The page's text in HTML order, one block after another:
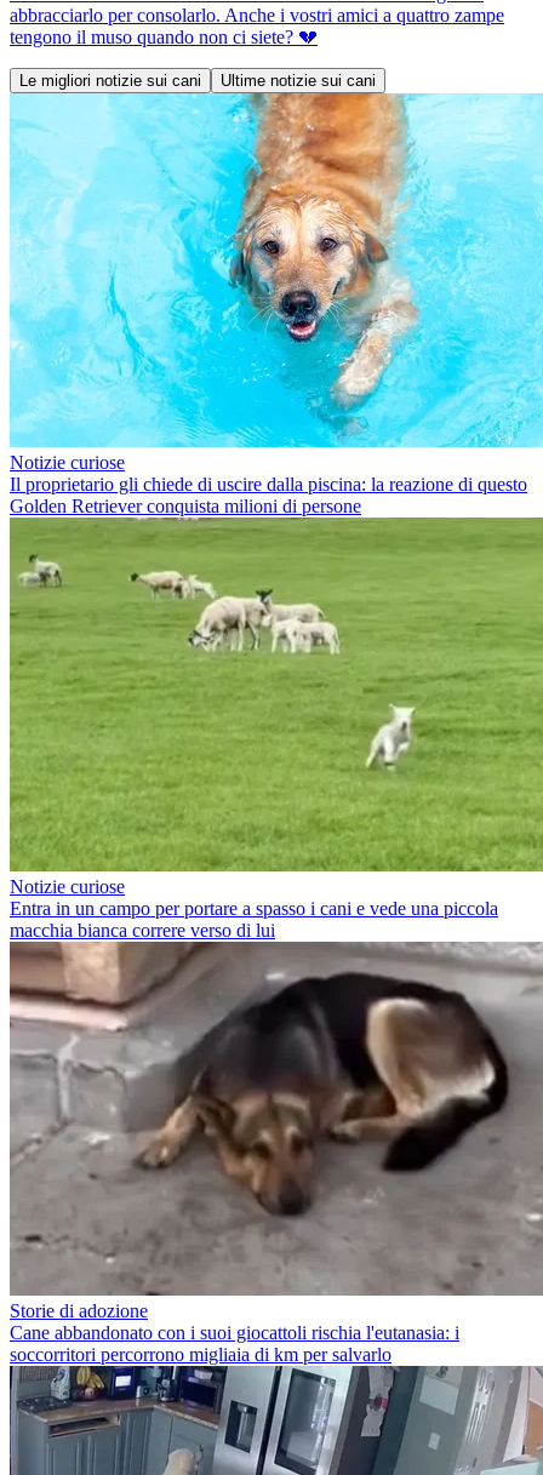
abbracciarlo per consolarlo. Anche i vostri amici a quattro zampe
tengono il muso quando non ci siete? 💔
Le migliori notizie sui cani Ultime notizie sui cani
Notizie curiose
Il proprietario gli chiede di uscire dalla piscina: la reazione di questo
Golden Retriever conquista milioni di persone
Notizie curiose
Entra in un campo per portare a spasso i cani e vede una piccola
macchia bianca correre verso di lui
Storie di adozione
Cane abbandonato con i suoi giocattoli rischia l'eutanasia: i
soccorritori percorrono migliaia di km per salvarlo